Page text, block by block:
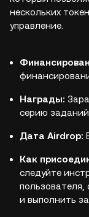
нескольких
управление.
Награды:
серию
Дата Airdrop:
Как
следуйте
пользователя,
и выполнить